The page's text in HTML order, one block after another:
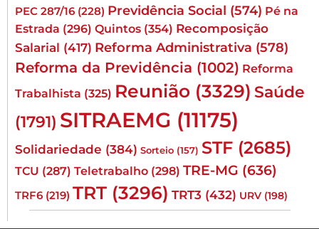
PEC 287/16 (228) Previdência Social (574) Pé na
Estrada (296) Quintos (354) Recomposição
Salarial (417) Reforma Administrativa (578)
Reforma da Previdência (1002) Reforma
Trabalhista (325) Reunião (3329) Saúde
(1791) SITRAEMG (11175)
Solidariedade (384) Sorteio (157) STF (2685)
TCU (287) Teletrabalho (298) TRE-MG (636)
TRF6 (219) TRT (3296) TRT3 (432) URV (198)